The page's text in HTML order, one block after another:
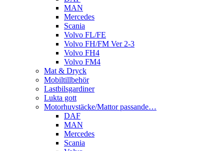
MAN
Mercedes
Scania
Volvo FL/FE
Volvo FH/FM Ver 2-3
Volvo FH4
Volvo FM4
Mat & Dryck
Mobiltillbehör
Lastbilsgardiner
Lukta gott
Motorhuvstäcke/Mattor passande…
DAF
MAN
Mercedes
Scania